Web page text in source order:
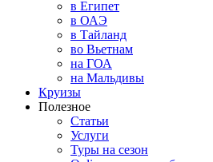
в Египет
в ОАЭ
в Тайланд
во Вьетнам
на ГОА
на Мальдивы
Круизы
Полезное
Статьи
Услуги
Туры на сезон